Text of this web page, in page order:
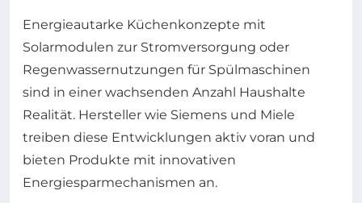
Energieautarke Küchenkonzepte mit
Solarmodulen zur Stromversorgung oder
Regenwassernutzungen für Spülmaschinen
sind in einer wachsenden Anzahl Haushalte
Realität. Hersteller wie Siemens und Miele
treiben diese Entwicklungen aktiv voran und
bieten Produkte mit innovativen
Energiesparmechanismen an.